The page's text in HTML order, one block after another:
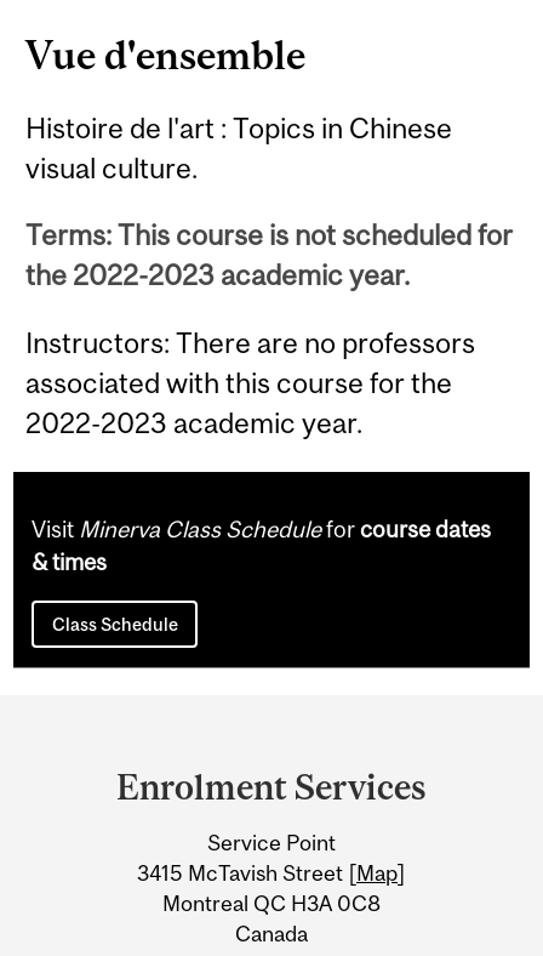
Vue d'ensemble
Histoire de l'art : Topics in Chinese
visual culture.
Terms: This course is not scheduled for
the 2022-2023 academic year.
Instructors: There are no professors
associated with this course for the
2022-2023 academic year.
Visit Minerva Class Scheduleforcourse dates
& times
Class Schedule
Information
Enrolment Services
Service Point
3415 McTavish Street [Map]
Montreal QC H3A 0C8
Canada